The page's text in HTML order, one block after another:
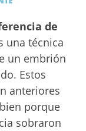
de
una técnica
un embrión
Estos
anteriores
porque
sobraron